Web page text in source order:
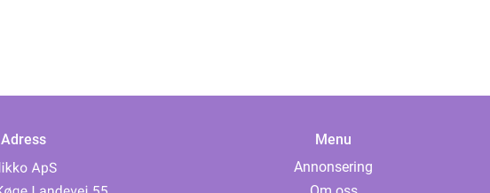
Adress
Menu
Annonsering